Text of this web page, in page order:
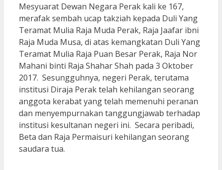
Mesyuarat Dewan Negara Perak kali ke 167,
merafak sembah ucap takziah kepada Duli Yang
Teramat Mulia Raja Muda Perak, Raja Jaafar ibni
Raja Muda Musa, di atas kemangkatan Duli Yang
Teramat Mulia Raja Puan Besar Perak, Raja Nor
Mahani binti Raja Shahar Shah pada 3 Oktober
2017. Sesungguhnya, negeri Perak, terutama
institusi Diraja Perak telah kehilangan seorang
anggota kerabat yang telah memenuhi peranan
dan menyempurnakan tanggungjawab terhadap
institusi kesultanan negeri ini. Secara peribadi,
Beta dan Raja Permaisuri kehilangan seorang
saudara tua.